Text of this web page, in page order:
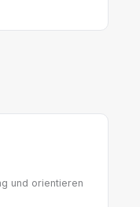
und orientieren